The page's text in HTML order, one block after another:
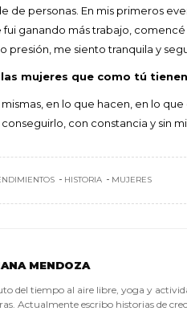
de personas. En mis primeros
ganando más trabajo,
presión, me siento tranquila y
mujeres que como tú
en lo que hacen, en lo
con constancia y sin
HISTORIA MUJERES
MENDOZA
del tiempo al aire libre, yoga y
Actualmente escribo historias de